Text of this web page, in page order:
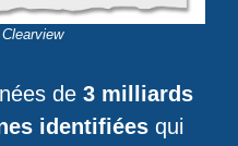
Clearview
de 3 milliards
identifiées qui